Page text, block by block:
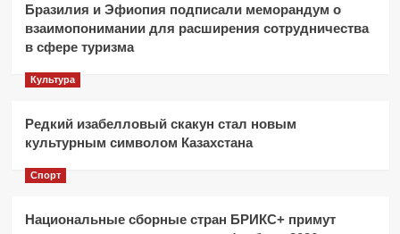
Бразилия и Эфиопия подписали меморандум о
взаимопонимании для расширения сотрудничества
в сфере туризма
Культура
Редкий изабелловый скакун стал новым
культурным символом Казахстана
Спорт
Национальные сборные стран БРИКС+ примут